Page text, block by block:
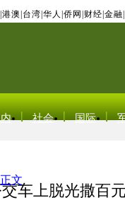
港澳 台湾 华人 侨网 财经 金融
社会 国际
正文
车上脱光撒百